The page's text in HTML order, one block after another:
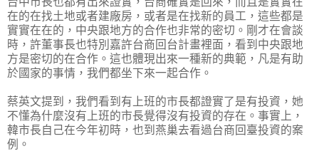
在的在找土地或者建廠房，或者是在找新的員工，這些都是
實實在在的，中央跟地方的合作也非常的密切。剛才在會談
時，許董事長也特別嘉許台商回台計畫裡面，看到中央跟地
方是密切的在合作。這也體現出來一種新的典範，凡是有助
於國家的事情，我們都坐下來一起合作。
蔡英文提到，我們看到有上班的市長都證實了是有投資，她
不懂為什麼沒有上班的市長覺得沒有投資的存在。事實上，
韓市長自己在今年初時，也到燕巢去看過台商回臺投資的案
例。